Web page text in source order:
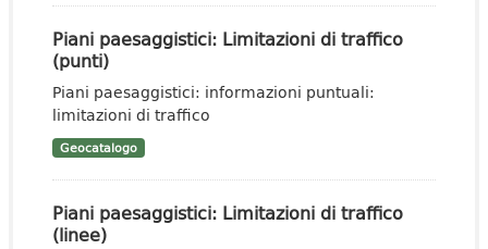
Piani paesaggistici: Limitazioni di traffico
(punti)
Piani paesaggistici: informazioni puntuali:
limitazioni di traffico
Geocatalogo
Piani paesaggistici: Limitazioni di traffico
(linee)